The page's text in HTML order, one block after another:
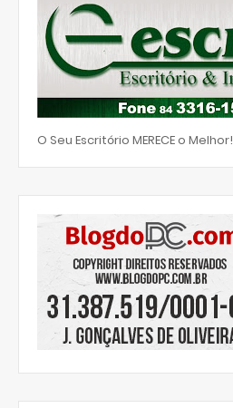
O Seu Escritório MERECE o Melhor!